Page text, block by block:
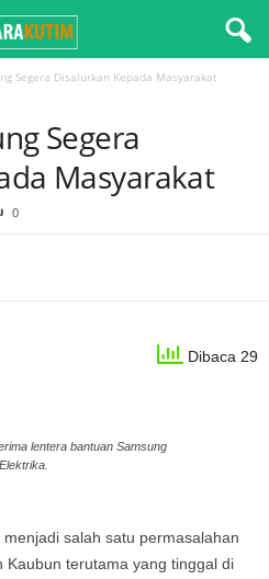
Segera Disalurkan Kepada Masyarakat
Segera
Masyarakat
0
Dibaca 29
lentera bantuan Samsung
Elektrika.
salah satu permasalahan
Kaubun terutama yang tinggal di